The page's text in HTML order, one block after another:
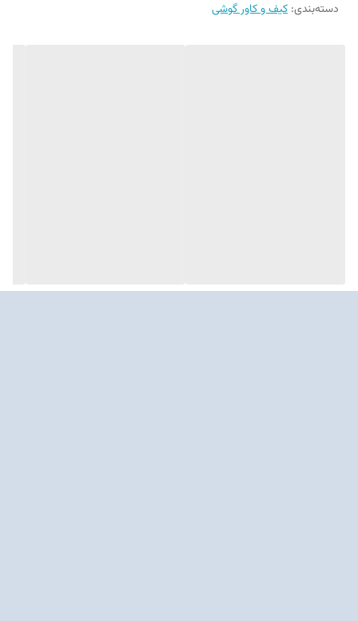
دسته‌بندی: کیف و کاور گوشی